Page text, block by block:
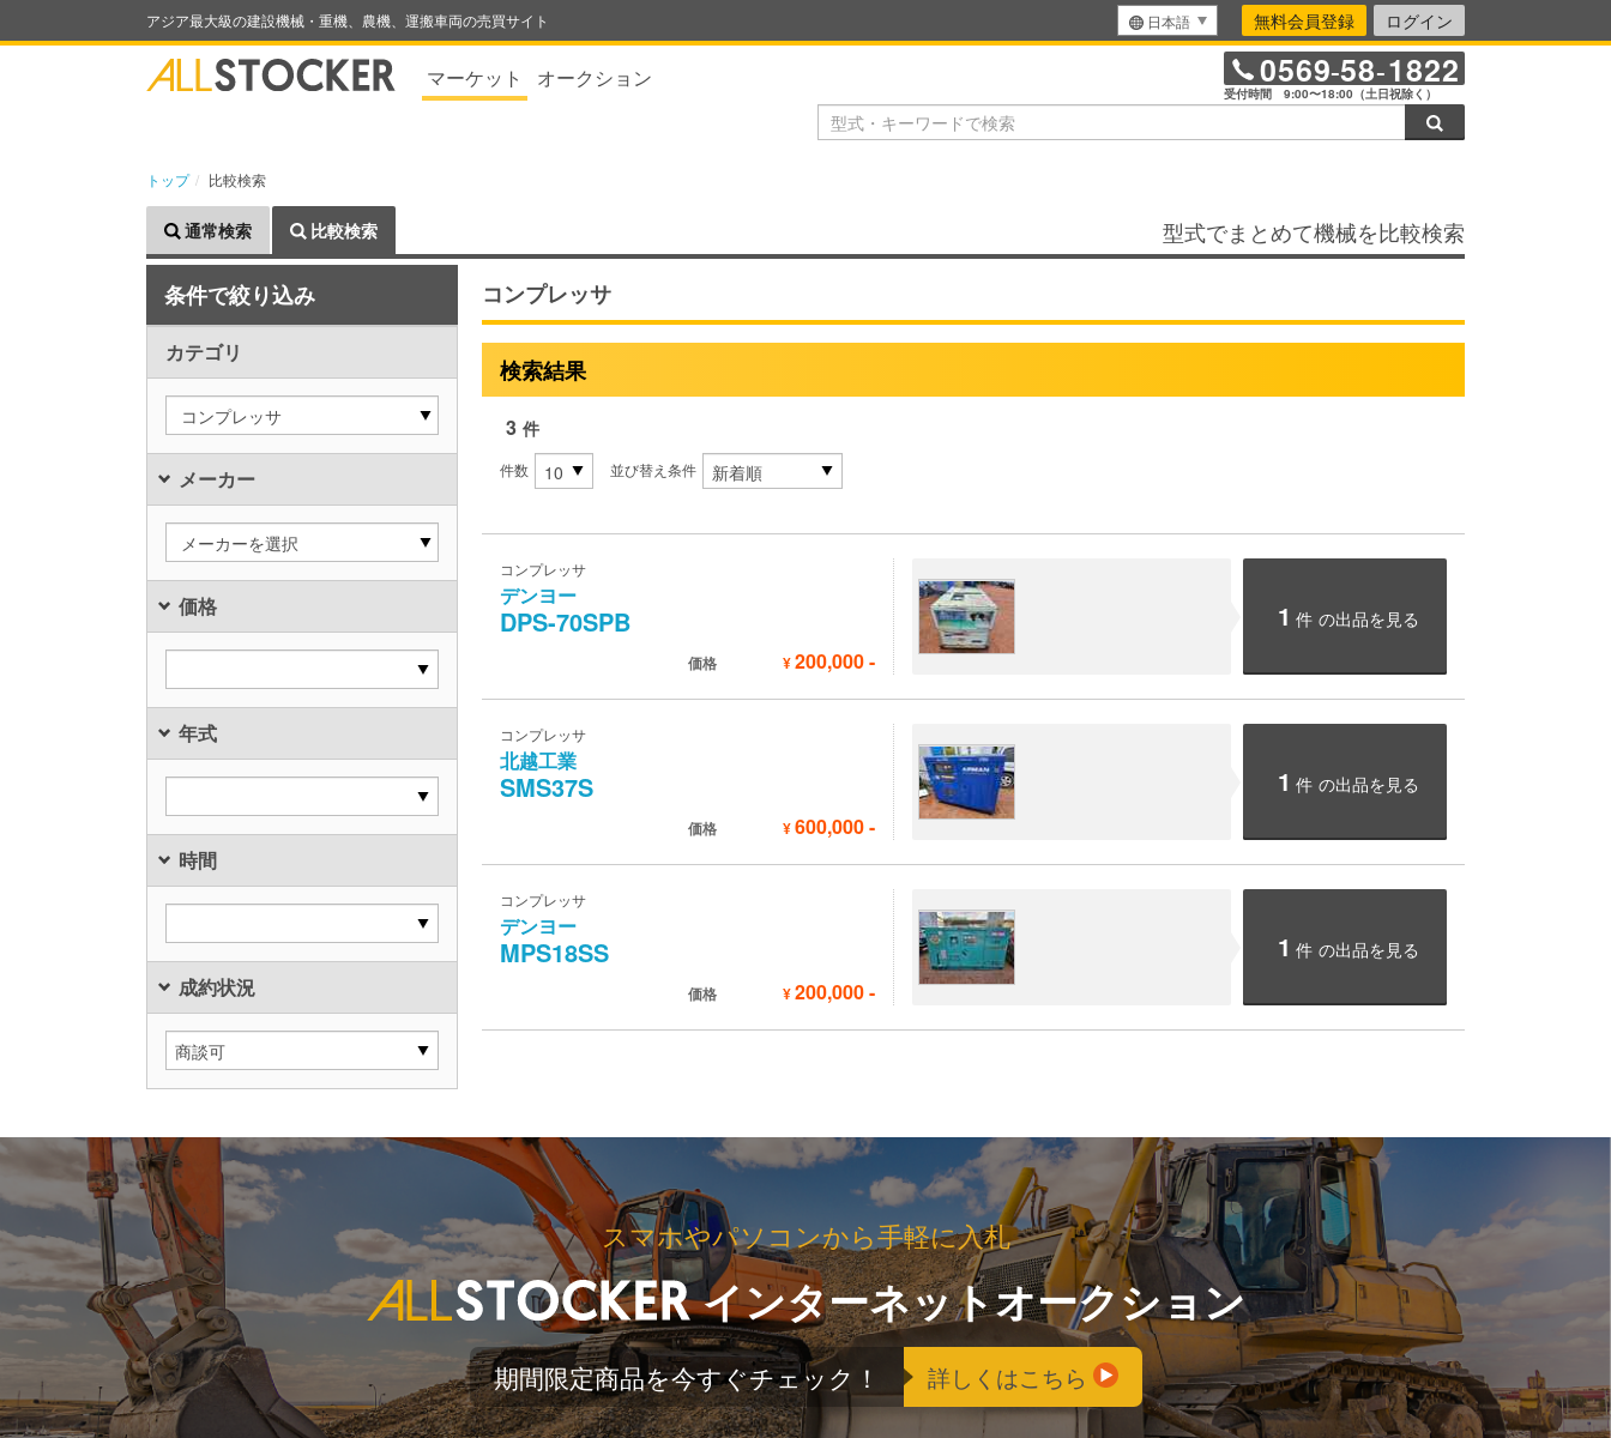
アジア最大級の建設機械・重機、農機、運搬車両の売買サイト 日本語 無料会員登録 ログイン
マーケット オークション 0569-58-1822
受付時間 9:00〜18:00（土日祝除く）
トップ 比較検索
通常検索 比較検索 型式でまとめて機械を比較検索
条件で絞り込み
カテゴリ
コンプレッサ
メーカー
メーカーを選択
価格
年式
時間
成約状況
コンプレッサ
検索結果
3 件
件数 並び替え条件
コンプレッサ
デンヨー
DPS-70SPB
価格 ¥200,000-
1 件 の出品を見る
コンプレッサ
北越工業
SMS37S
価格 ¥600,000-
1 件 の出品を見る
コンプレッサ
デンヨー
MPS18SS
価格 ¥200,000-
1 件 の出品を見る
スマホやパソコンから手軽に入札
インターネットオークション
期間限定商品を今すぐチェック！ 詳しくはこちら